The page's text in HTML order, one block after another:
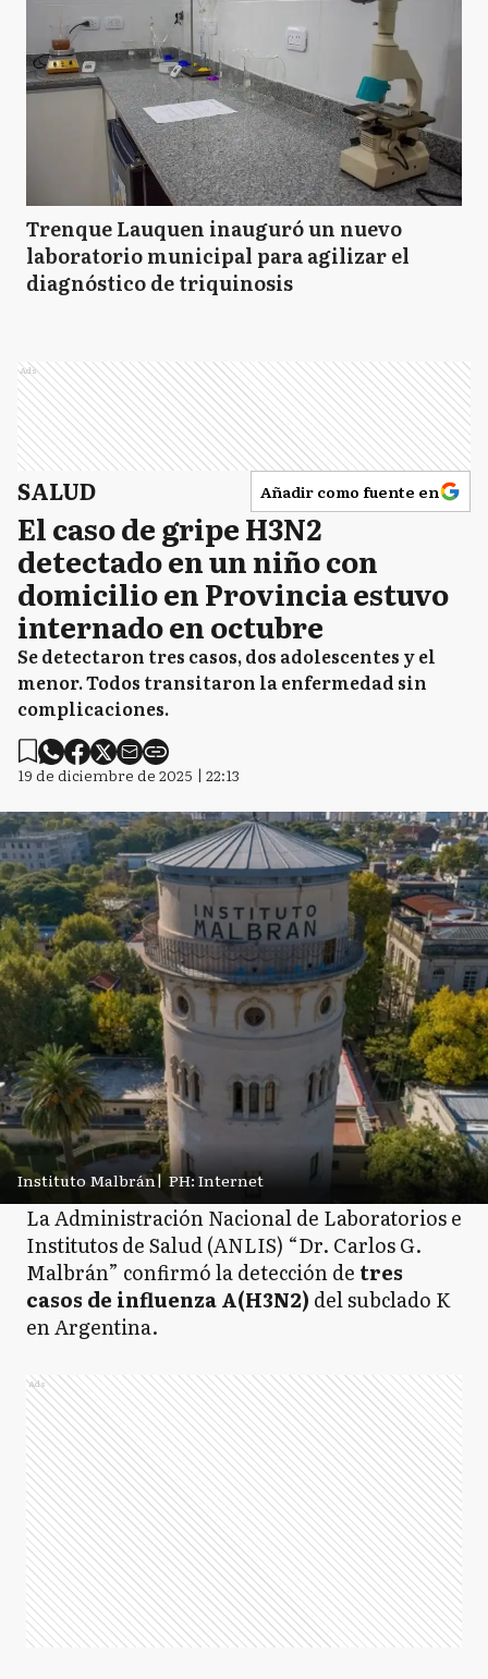
Trenque Lauquen inauguró un nuevo
laboratorio municipal para agilizar el
diagnóstico de triquinosis
Ads
SALUD Añadir como fuente en
El caso de gripe H3N2
detectado en un niño con
domicilio en Provincia estuvo
internado en octubre
Se detectaron tres casos, dos adolescentes y el
menor. Todos transitaron la enfermedad sin
complicaciones.
19 de diciembre de 2025 | 22:13
Instituto Malbrán| PH: Internet
La Administración Nacional de Laboratorios e
Institutos de Salud (ANLIS) “Dr. Carlos G.
Malbrán” confirmó la detección de tres
casos de influenza A(H3N2) del subclado K
en Argentina.
Ads